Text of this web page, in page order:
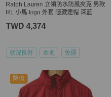
Ralph Lauren 立領防水防風夾克 男款
RL 小馬 logo 外套 隱藏連帽 深藍
TWD 4,374
狀況良好 本地 免運
降價